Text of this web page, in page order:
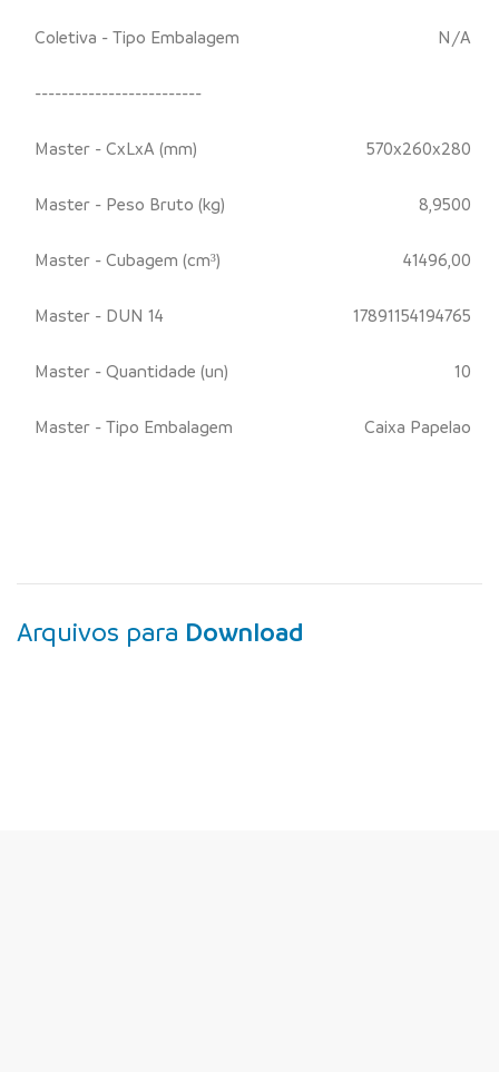
Coletiva - Tipo Embalagem N/A
-------------------------
Master - CxLxA (mm) 570x260x280
Master - Peso Bruto (kg) 8,9500
Master - Cubagem (cm³) 41496,00
Master - DUN 14 17891154194765
Master - Quantidade (un) 10
Master - Tipo Embalagem Caixa Papelao
Arquivos para Download